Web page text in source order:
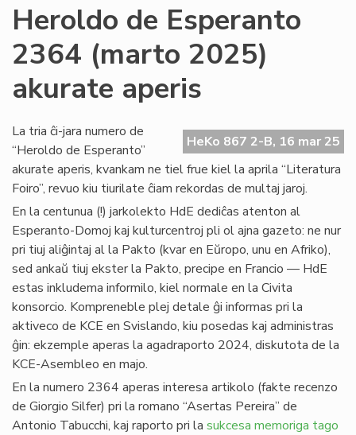
Heroldo de Esperanto
2364 (marto 2025)
akurate aperis
HeKo 867 2-B, 16 mar 25
La tria ĉi-jara numero de
“Heroldo de Esperanto”
akurate aperis, kvankam ne tiel frue kiel la aprila “Literatura
Foiro”, revuo kiu tiurilate ĉiam rekordas de multaj jaroj.
En la centunua (!) jarkolekto HdE dediĉas atenton al
Esperanto-Domoj kaj kulturcentroj pli ol ajna gazeto: ne nur
pri tiuj aliĝintaj al la Pakto (kvar en Eŭropo, unu en Afriko),
sed ankaŭ tiuj ekster la Pakto, precipe en Francio — HdE
estas inkludema informilo, kiel normale en la Civita
konsorcio. Kompreneble plej detale ĝi informas pri la
aktiveco de KCE en Svislando, kiu posedas kaj administras
ĝin: ekzemple aperas la agadraporto 2024, diskutota de la
KCE-Asembleo en majo.
En la numero 2364 aperas interesa artikolo (fakte recenzo
de Giorgio Silfer) pri la romano “Asertas Pereira” de
Antonio Tabucchi, kaj raporto pri la sukcesa memoriga tago